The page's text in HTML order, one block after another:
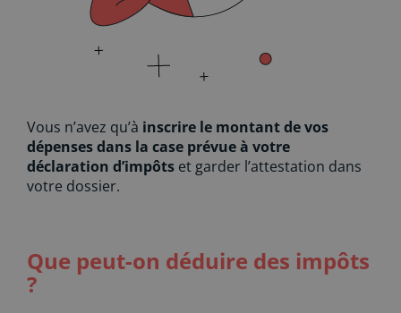
Vous n’avez qu’à inscrire le montant de vos
dépenses dans la case prévue à votre
déclaration d’impôts et garder l’attestation dans
votre dossier.
Que peut-on déduire des impôts
?